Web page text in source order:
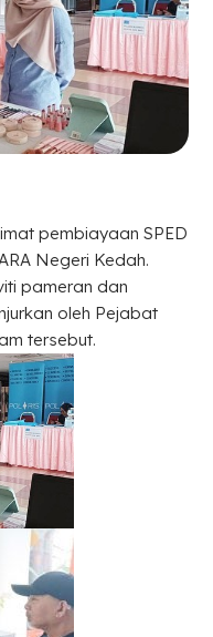
pembiayaan SPED
Negeri Kedah.
pameran dan
oleh Pejabat
tersebut.